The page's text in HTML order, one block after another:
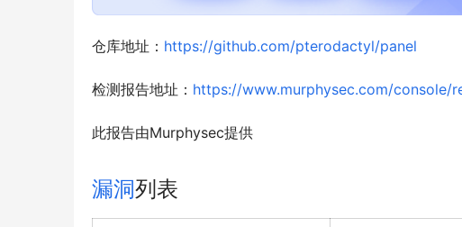
仓库地址： https://github.com/pterodactyl/panel
检测报告地址： https://www.murphysec.com/console/
此报告由Murphysec提供
漏洞列表